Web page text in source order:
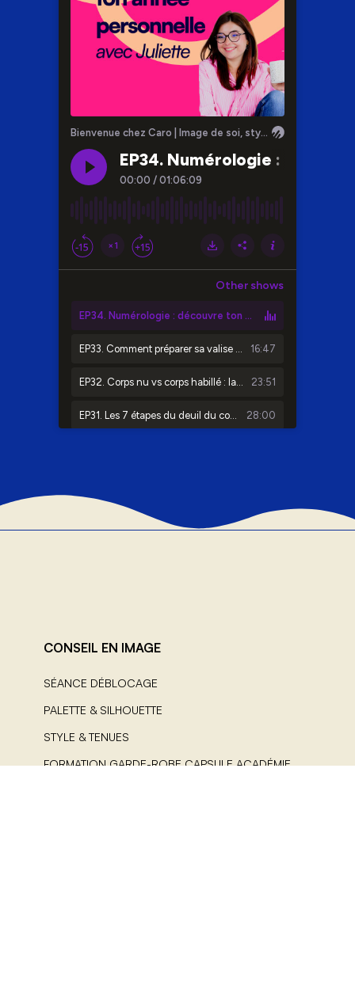
CONSEIL EN IMAGE
SÉANCE DÉBLOCAGE
PALETTE & SILHOUETTE
STYLE & TENUES
FORMATION GARDE-ROBE CAPSULE ACADÉMIE